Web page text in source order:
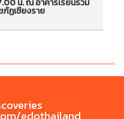
สำหรับนักศึกษา
เวลา 08.00 -
น. ณ อาคารเรียนรวม
ภัฏเชียงราย